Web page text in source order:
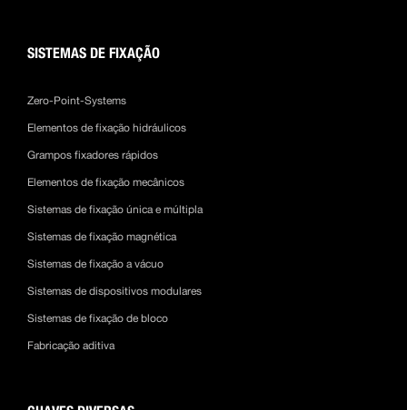
SISTEMAS DE FIXAÇÃO
Zero-Point-Systems
Elementos de fixação hidráulicos
Grampos fixadores rápidos
Elementos de fixação mecânicos
Sistemas de fixação única e múltipla
Sistemas de fixação magnética
Sistemas de fixação a vácuo
Sistemas de dispositivos modulares
Sistemas de fixação de bloco
Fabricação aditiva